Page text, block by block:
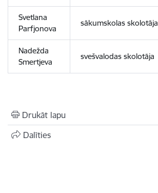
Svetlana
Parfjonova
sākumskolas skolotāja
Nadežda
Smertjeva
svešvalodas skolotāja
Drukāt lapu
Dalīties